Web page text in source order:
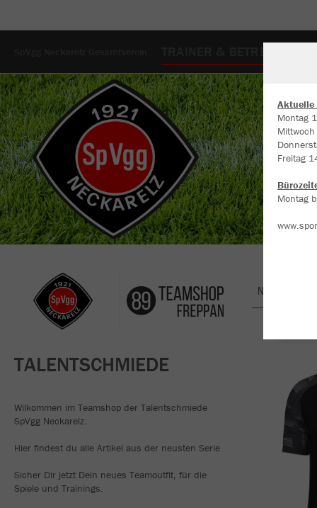
TALENTSCHMIEDE
Wilkommen im Teamshop der Talentschmiede
SpVgg Neckarelz.
Hier findest du alle Artikel aus der neusten Serie
Sicher Dir jetzt Dein neues Teamoutfit, für die
Spiele und Trainings.
Nachhaltig
Aktuelle
Montag
Freitag
Montag